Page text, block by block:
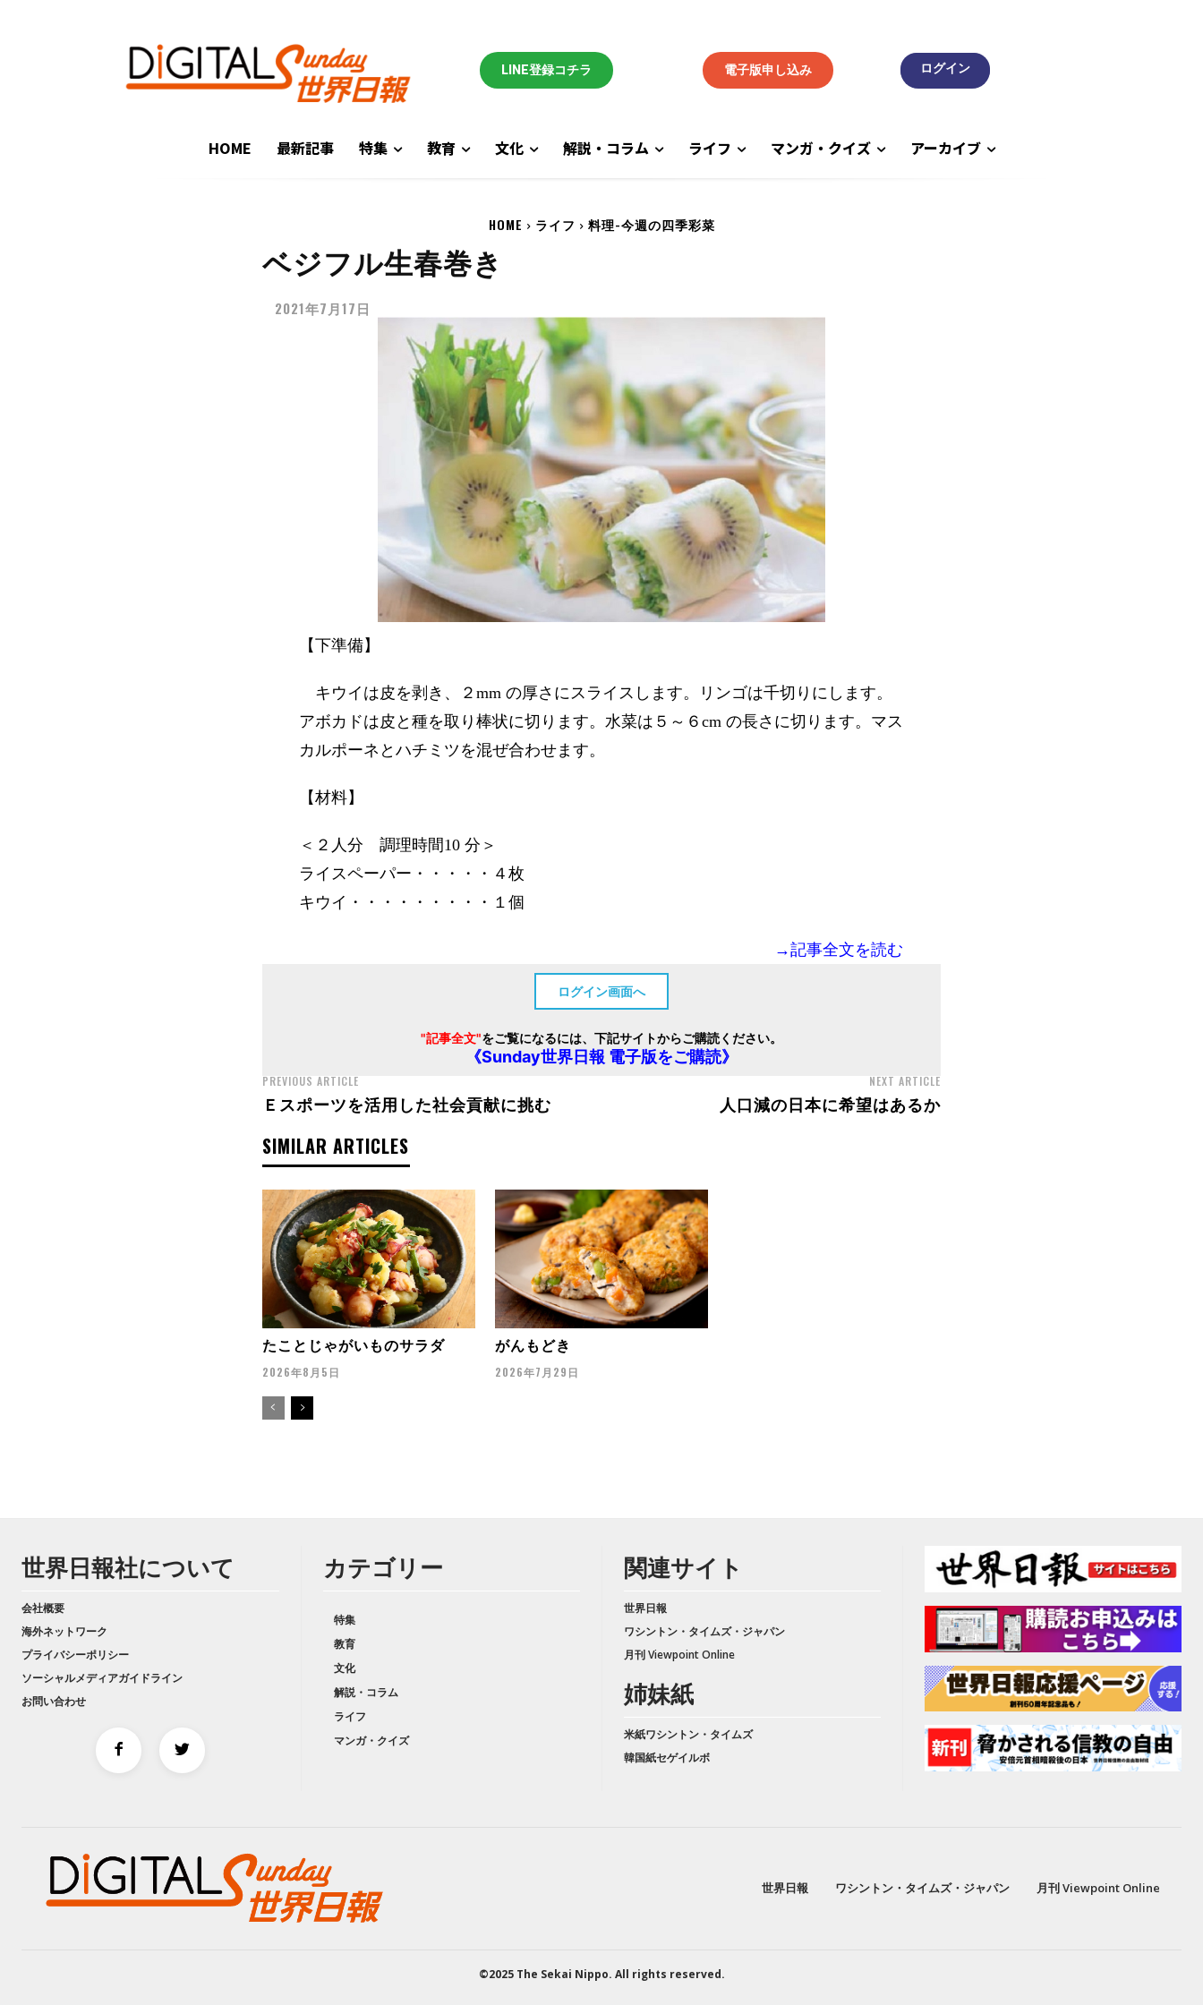
LINE登録コチラ 電子版申し込み
HOME 最新記事 特集 教育 文化 解説・コラム ライフ マンガ・クイズ アーカイブ
HOME ライフ 料理-今週の四季彩菜
ベジフル生春巻き
2021年7月17日
【下準備】
キウイは皮を剥き、２mm の厚さにスライスします。リンゴは千切りにします。
アボカドは皮と種を取り棒状に切ります。水菜は５～６cm の長さに切ります。マス
カルポーネとハチミツを混ぜ合わせます。
【材料】
＜２人分 調理時間10 分＞
ライスペーパー・・・・・４枚
キウイ・・・・・・・・・１個
→記事全文を読む
ログイン画面へ
"記事全文"をご覧になるには、下記サイトからご購読ください。
《Sunday世界日報 電子版をご購読》
PREVIOUS ARTICLE
Ｅスポーツを活用した社会貢献に挑む
NEXT ARTICLE
人口減の日本に希望はあるか
SIMILAR ARTICLES
たことじゃがいものサラダ
2026年8月5日
がんもどき
2026年7月29日
世界日報社について
会社概要
海外ネットワーク
プライバシーポリシー
ソーシャルメディアガイドライン
お問い合わせ
カテゴリー
特集
教育
文化
解説・コラム
ライフ
マンガ・クイズ
関連サイト
世界日報
ワシントン・タイムズ・ジャパン
月刊 Viewpoint Online
姉妹紙
米紙ワシントン・タイムズ
韓国紙セゲイルボ
世界日報 ワシントン・タイムズ・ジャパン 月刊 Viewpoint Online
©2025 The Sekai Nippo. All rights reserved.